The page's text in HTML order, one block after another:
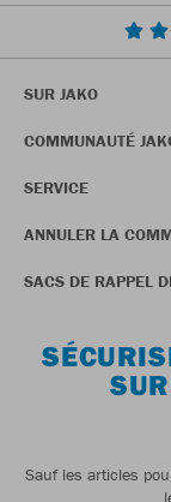
SUR JAKO
COMMUNAUTÉ
SERVICE
ANNULER LA
SACS DE RAPPEL
Sauf les articles